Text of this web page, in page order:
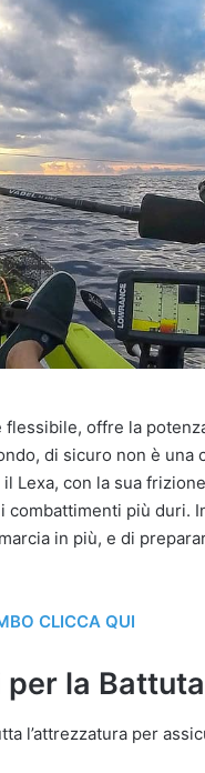
offre la
di sicuro non è una
Lexa, con la sua
più duri.
in più, e di
CLICCA QUI
la
l’attrezzatura per